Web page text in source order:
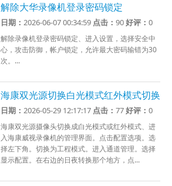
解除大华录像机登录密码锁定
日期：2026-06-07 00:34:59 点击：90好评：0
解除录像机登录密码锁定、进入设置，选择安全中
心，攻击防御，帐户锁定，允许最大密码输错为30
次。...
海康双光源切换白光模式红外模式切换
日期：2026-05-29 12:17:17 点击：77好评：0
海康双光源摄像头切换成白光模式或红外模式、进
入海康威视录像机的管理界面。点击配置选项。选
择左下角。切换为工程模式。进入通道管理。选择
显示配置。在右边的日夜转换那个地方，点...